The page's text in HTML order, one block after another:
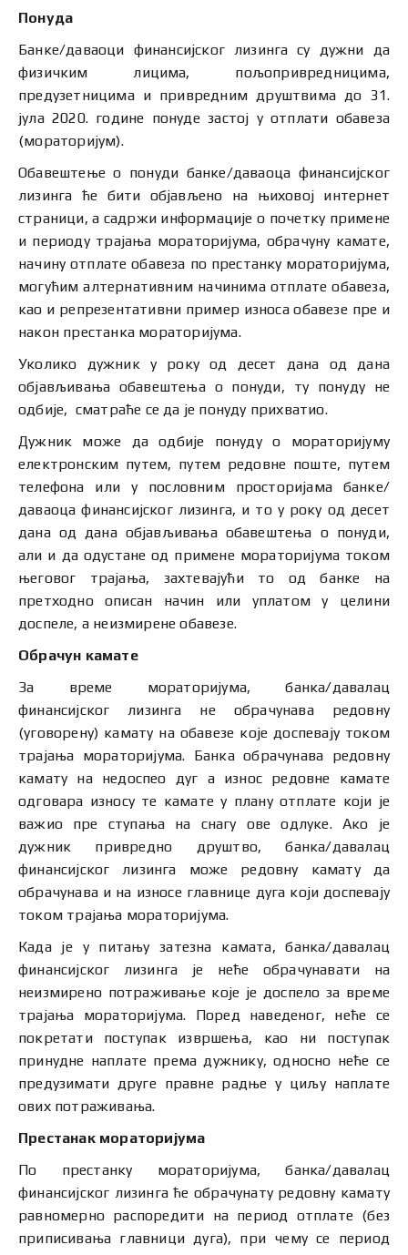
Понуда
Банке/даваоци финансијског лизинга су дужни да
физичким лицима, пољопривредницима,
предузетницима и привредним друштвима до 31.
јула 2020. године понуде застој у отплати обавеза
(мораторијум).
Обавештење о понуди банке/даваоца финансијског
лизинга ће бити објављено на њиховој интернет
страници, а садржи информације о почетку примене
и периоду трајања мораторијума, обрачуну камате,
начину отплате обавеза по престанку мораторијума,
могућим алтернативним начинима отплате обавеза,
као и репрезентативни пример износа обавезе пре и
након престанка мораторијума.
Уколико дужник у року од десет дана од дана
објављивања обавештења о понуди, ту понуду не
одбије, сматраће се да је понуду прихватио.
Дужник може да одбије понуду о мораторијуму
електронским путем, путем редовне поште, путем
телефона или у пословним просторијама банке/
даваоца финансијског лизинга, и то у року од десет
дана од дана објављивања обавештења о понуди,
али и да одустане од примене мораторијума током
његовог трајања, захтевајући то од банке на
претходно описан начин или уплатом у целини
доспеле, а неизмирене обавезе.
Обрачун камате
За време мораторијума, банка/давалац
финансијског лизинга не обрачунава редовну
(уговорену) камату на обавезе које доспевају током
трајања мораторијума. Банка обрачунава редовну
камату на недоспео дуг а износ редовне камате
одговара износу те камате у плану отплате који је
важио пре ступања на снагу ове одлуке. Ако је
дужник привредно друштво, банка/давалац
финансијског лизинга може редовну камату да
обрачунава и на износе главнице дуга који доспевају
током трајања мораторијума.
Када је у питању затезна камата, банка/давалац
финансијског лизинга је неће обрачунавати на
неизмирено потраживање које је доспело за време
трајања мораторијума. Поред наведеног, неће се
покретати поступак извршења, као ни поступак
принудне наплате према дужнику, односно неће се
предузимати друге правне радње у циљу наплате
ових потраживања.
Престанак мораторијума
По престанку мораторијума, банка/давалац
финансијског лизинга ће обрачунату редовну камату
равномерно распоредити на период отплате (без
приписивања главници дуга), при чему се период